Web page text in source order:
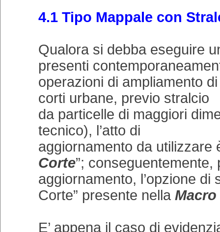
4.1 Tipo Mappale con
Qualora si debba eseguire
presenti
operazioni di ampliamento
corti urbane, previo stralcio
da particelle di maggiori
tecnico), l’atto di
aggiornamento da utilizzare
Corte”; conseguentemente,
aggiornamento, l’opzione di
Corte” presente nella
E’ appena il caso di